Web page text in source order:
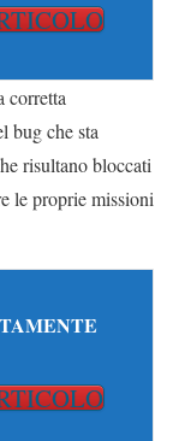
corretta
bug che sta
risultano bloccati
le proprie missioni